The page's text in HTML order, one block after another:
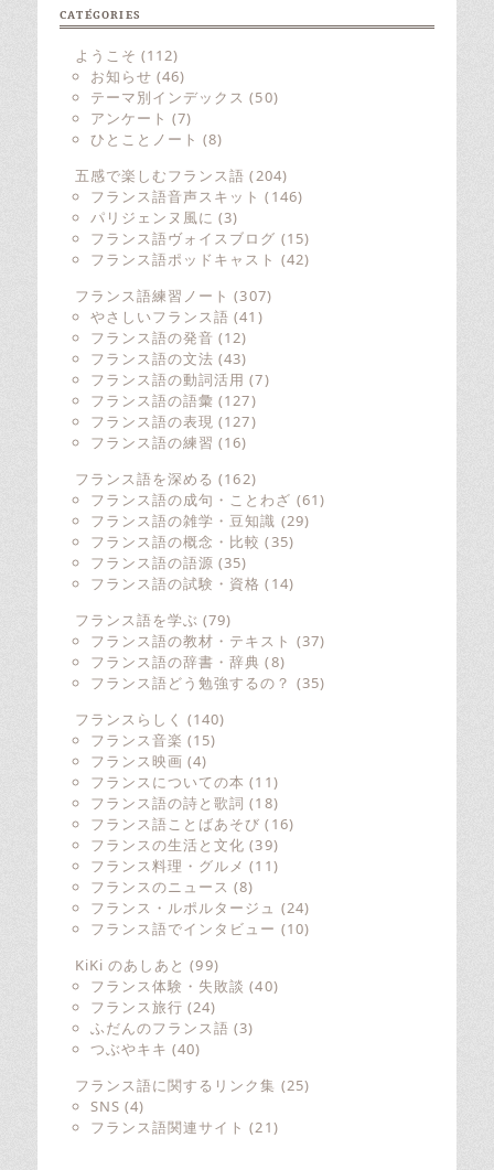
CATÉGORIES
ようこそ (112)
お知らせ (46)
テーマ別インデックス (50)
アンケート (7)
ひとことノート (8)
五感で楽しむフランス語 (204)
フランス語音声スキット (146)
パリジェンヌ風に (3)
フランス語ヴォイスブログ (15)
フランス語ポッドキャスト (42)
フランス語練習ノート (307)
やさしいフランス語 (41)
フランス語の発音 (12)
フランス語の文法 (43)
フランス語の動詞活用 (7)
フランス語の語彙 (127)
フランス語の表現 (127)
フランス語の練習 (16)
フランス語を深める (162)
フランス語の成句・ことわざ (61)
フランス語の雑学・豆知識 (29)
フランス語の概念・比較 (35)
フランス語の語源 (35)
フランス語の試験・資格 (14)
フランス語を学ぶ (79)
フランス語の教材・テキスト (37)
フランス語の辞書・辞典 (8)
フランス語どう勉強するの？ (35)
フランスらしく (140)
フランス音楽 (15)
フランス映画 (4)
フランスについての本 (11)
フランス語の詩と歌詞 (18)
フランス語ことばあそび (16)
フランスの生活と文化 (39)
フランス料理・グルメ (11)
フランスのニュース (8)
フランス・ルポルタージュ (24)
フランス語でインタビュー (10)
KiKi のあしあと (99)
フランス体験・失敗談 (40)
フランス旅行 (24)
ふだんのフランス語 (3)
つぶやキキ (40)
フランス語に関するリンク集 (25)
SNS (4)
フランス語関連サイト (21)